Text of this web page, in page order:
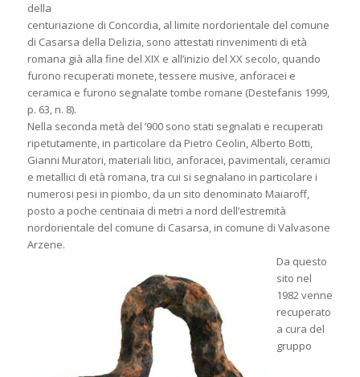
della
centuriazione di Concordia, al limite nordorientale del comune
di Casarsa della Delizia, sono attestati rinvenimenti di età
romana già alla fine del XIX e all’inizio del XX secolo, quando
furono recuperati monete, tessere musive, anforacei e
ceramica e furono segnalate tombe romane (Destefanis 1999,
p. 63, n. 8).
Nella seconda metà del ’900 sono stati segnalati e recuperati
ripetutamente, in particolare da Pietro Ceolin, Alberto Botti,
Gianni Muratori, materiali litici, anforacei, pavimentali, ceramici
e metallici di età romana, tra cui si segnalano in particolare i
numerosi pesi in piombo, da un sito denominato Maiaroff,
posto a poche centinaia di metri a nord dell’estremità
nordorientale del comune di Casarsa, in comune di Valvasone
Arzene.
Da questo
sito nel
1982 venne
recuperato
a cura del
gruppo